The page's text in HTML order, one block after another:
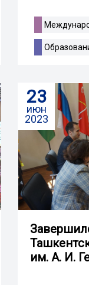
23
июн
2023
им. А. И.